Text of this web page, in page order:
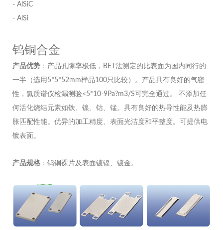
- AlSiC
- AlSi
钨铜合金
产品优势 ：产品孔隙率极低，BET法测定的比表面为国内同行的
一半（选用5*5*52mm样品100只比较）。产品具有良好的气密
性，氦质谱仪检漏测验<5*10-9Pa?m3/S可完全通过。 不添加任
何活化烧结元素如铁、镍、钴、锰。具有良好的热导性能及热膨
胀匹配性能。优异的加工精度、表面光洁度和平整度。可提供电
镀表面。
产品规格 ：钨铜裸片及表面镀镍、镀金。